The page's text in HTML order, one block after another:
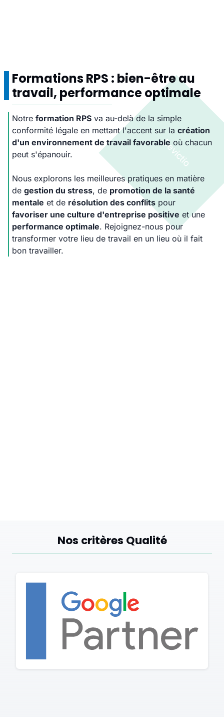
Formations RPS : bien-être au
travail, performance optimale
Notre formation RPS va au-delà de la simple
conformité légale en mettant l'accent sur la création
d'un environnement de travail favorable où chacun
peut s'épanouir.
Nous explorons les meilleures pratiques en matière
de gestion du stress, de promotion de la santé
mentale et de résolution des conflits pour
favoriser une culture d'entreprise positive et une
performance optimale. Rejoignez-nous pour
transformer votre lieu de travail en un lieu où il fait
bon travailler.
Nos critères Qualité